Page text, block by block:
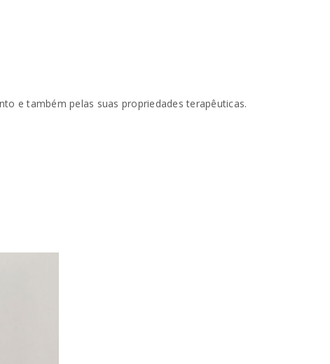
e também pelas suas propriedades terapêuticas.